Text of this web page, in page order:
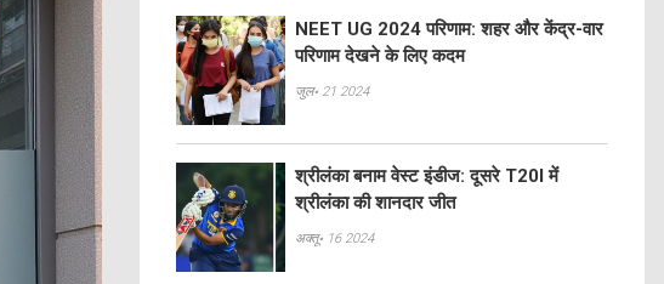
NEET UG 2024 परिणाम: शहर और केंद्र-वार
परिणाम देखने के लिए कदम
जुल॰ 21 2024
श्रीलंका बनाम वेस्ट इंडीज: दूसरे T20I में
श्रीलंका की शानदार जीत
अक्तू॰ 16 2024